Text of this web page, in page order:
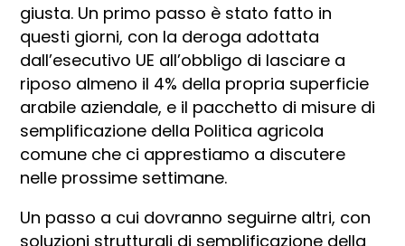
giusta. Un primo passo è stato fatto in
questi giorni, con la deroga adottata
dall’esecutivo UE all’obbligo di lasciare a
riposo almeno il 4% della propria superficie
arabile aziendale, e il pacchetto di misure di
semplificazione della Politica agricola
comune che ci apprestiamo a discutere
nelle prossime settimane.
Un passo a cui dovranno seguirne altri, con
soluzioni strutturali di semplificazione della